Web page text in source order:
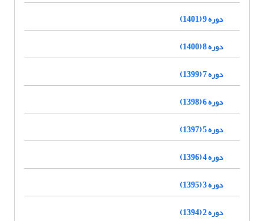
دوره 9 (1401)
دوره 8 (1400)
دوره 7 (1399)
دوره 6 (1398)
دوره 5 (1397)
دوره 4 (1396)
دوره 3 (1395)
دوره 2 (1394)